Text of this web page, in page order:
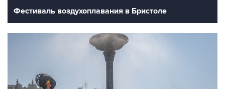
Фестиваль воздухоплавания в Бристоле